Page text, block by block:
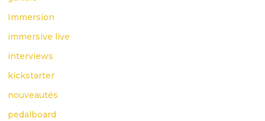
Immersion
immersive live
interviews
kickstarter
nouveautés
pedalboard